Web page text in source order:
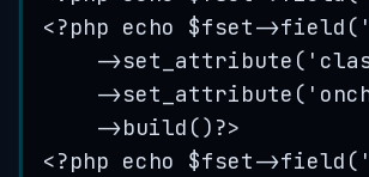
<?php echo $fset->field ( '
->set_attribute ( '
->set_attribute ( '
->build () ?>
<?php echo $fset->field ( '